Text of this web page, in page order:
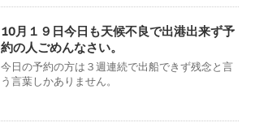
10月１９日今日も天候不良で出港出来ず予
約の人ごめんなさい。
今日の予約の方は３週連続で出船できず残念と言
う言葉しかありません。